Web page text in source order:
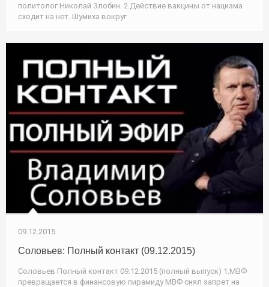
политолог Николай Злобин. 2.Действие вакцины от нацизма
сходит на нет. Шумиха вокруг
09.12.2015
Соловьев: Полный контакт (09.12.2015)
Соловьев Полный контакт 09.12.2015 (полный выпуск) 1.МВФ
превращается в финансовую пирамиду МВФ снял запрет на